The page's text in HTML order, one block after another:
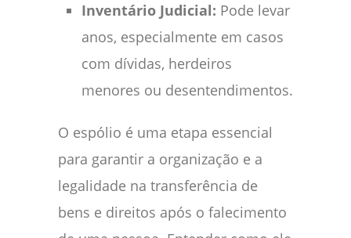
Inventário Judicial: Pode levar
anos, especialmente em casos
com dívidas, herdeiros
menores ou desentendimentos.
O espólio é uma etapa essencial
para garantir a organização e a
legalidade na transferência de
bens e direitos após o falecimento